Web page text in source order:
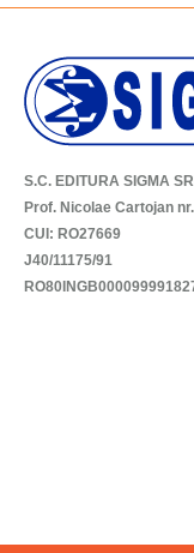
S.C. EDITURA SIGMA
Prof. Nicolae Cartojan
CUI: RO27669
J40/11175/91